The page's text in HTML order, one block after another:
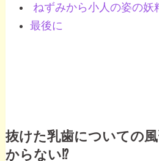
ねずみから小人の姿の妖
最後に
抜けた乳歯についての
からない⁉